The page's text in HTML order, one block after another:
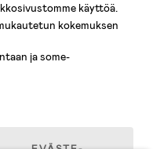
käyttöä.
kokemuksen
ja some-